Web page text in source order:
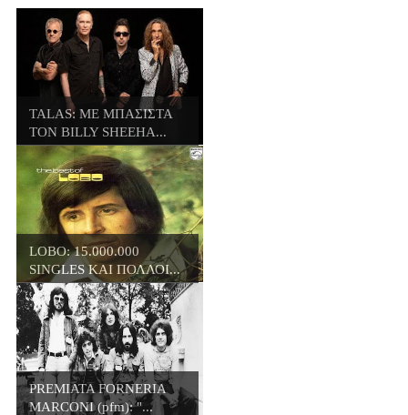
TALAS: ΜΕ ΜΠΑΣΙΣΤΑ
ΤΟΝ BILLY SHEEHA...
LOBO: 15.000.000
SINGLES ΚΑΙ ΠΟΛΛΟΙ...
PREMIATA FORNERIA
MARCONI (pfm): "...